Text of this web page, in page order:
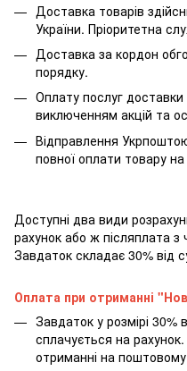
Доставка товарів
України. Пріоритетна
Доставка за кордон
порядку.
Оплату послуг
виключенням акцій та
Відправлення
повної оплати товару на
Доступні два види
рахунок або ж післяплата
Завдаток складає 30% від
Оплата при отриманні
Завдаток у розмірі 30%
сплачується на
отриманні на поштовому